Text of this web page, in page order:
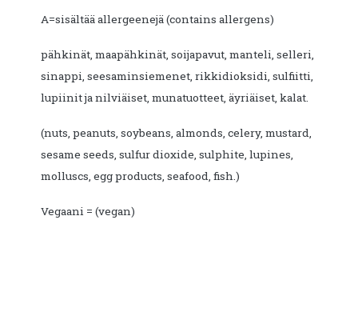
A=sisältää allergeenejä (contains allergens)
pähkinät, maapähkinät, soijapavut, manteli, selleri,
sinappi, seesaminsiemenet, rikkidioksidi, sulfiitti,
lupiinit ja nilviäiset, munatuotteet, äyriäiset, kalat.
(nuts, peanuts, soybeans, almonds, celery, mustard,
sesame seeds, sulfur dioxide, sulphite, lupines,
molluscs, egg products, seafood, fish.)
Vegaani = (vegan)